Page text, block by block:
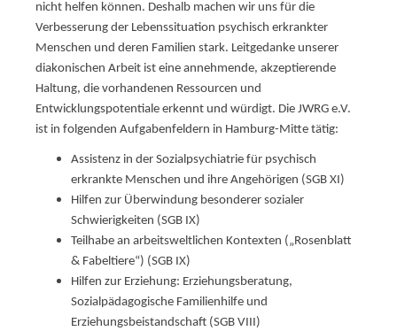
nicht helfen können. Deshalb machen wir uns für die
Verbesserung der Lebenssituation psychisch erkrankter
Menschen und deren Familien stark. Leitgedanke unserer
diakonischen Arbeit ist eine annehmende, akzeptierende
Haltung, die vorhandenen Ressourcen und
Entwicklungspotentiale erkennt und würdigt. Die JWRG e.V.
ist in folgenden Aufgabenfeldern in Hamburg-Mitte tätig:
Assistenz in der Sozialpsychiatrie für psychisch
erkrankte Menschen und ihre Angehörigen (SGB XI)
Hilfen zur Überwindung besonderer sozialer
Schwierigkeiten (SGB IX)
Teilhabe an arbeitsweltlichen Kontexten („Rosenblatt
& Fabeltiere“) (SGB IX)
Hilfen zur Erziehung: Erziehungsberatung,
Sozialpädagogische Familienhilfe und
Erziehungsbeistandschaft (SGB VIII)